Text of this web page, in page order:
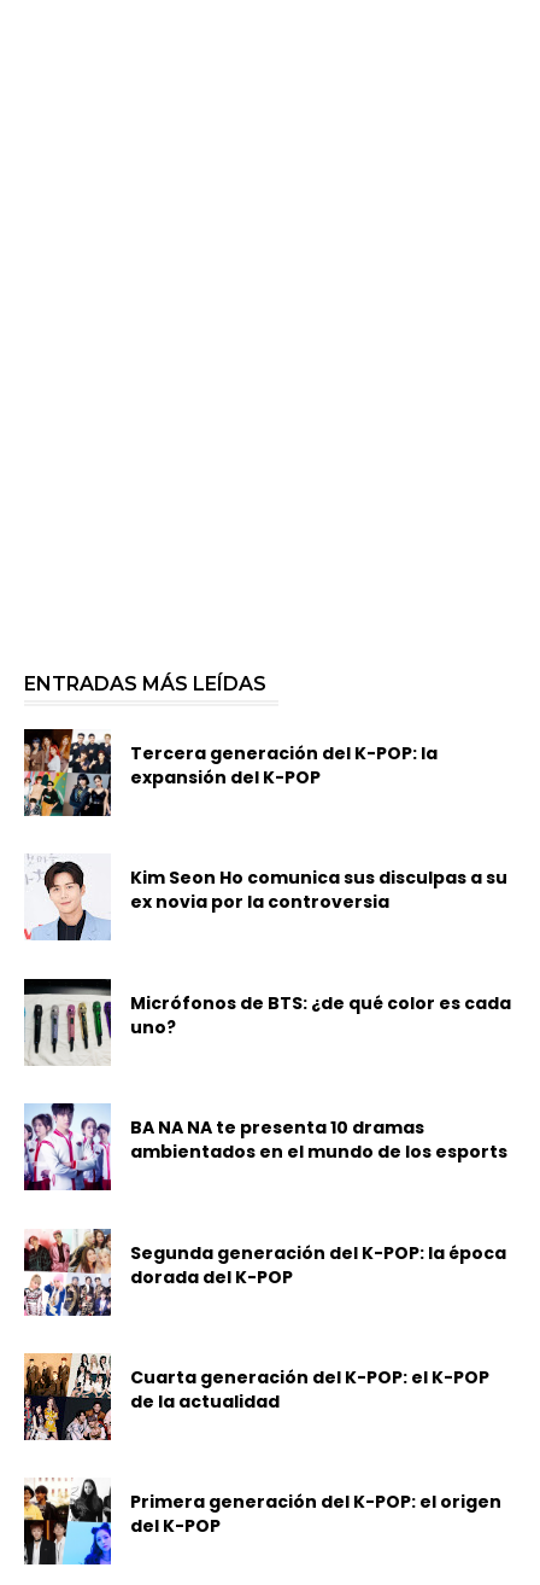
ENTRADAS MÁS LEÍDAS
Tercera generación del K-POP: la
expansión del K-POP
Kim Seon Ho comunica sus disculpas a su
ex novia por la controversia
Micrófonos de BTS: ¿de qué color es cada
uno?
BA NA NA te presenta 10 dramas
ambientados en el mundo de los esports
Segunda generación del K-POP: la época
dorada del K-POP
Cuarta generación del K-POP: el K-POP
de la actualidad
Primera generación del K-POP: el origen
del K-POP